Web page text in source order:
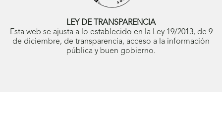
ventana
LEY DE TRANSPARENCIA
Esta web se ajusta a lo establecido en la Ley 19/2013, de 9
de diciembre, de transparencia, acceso a la información
pública y buen gobierno.